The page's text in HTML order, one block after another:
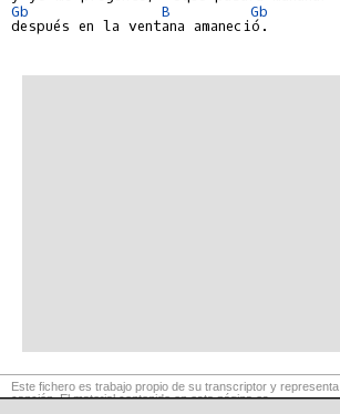
Gb
B
Gb
después en la ventana amaneció.
Este fichero es trabajo propio de su transcriptor y
canción. El material contenido en esta página es